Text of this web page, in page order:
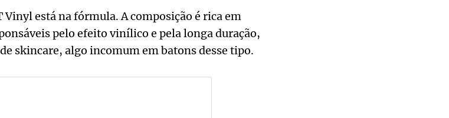
está na fórmula. A composição é rica em
pelo efeito vinílico e pela longa duração,
skincare, algo incomum em batons desse tipo.